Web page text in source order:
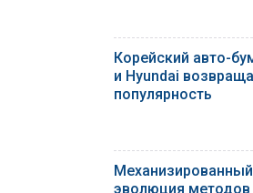
Корейский авто-
и Hyundai
популярность
эволюция